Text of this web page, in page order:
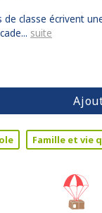
de classe écrivent
suite
Famille et vie